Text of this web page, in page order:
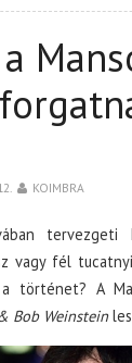
KOIMBRA
tervezgeti
vagy fél
történet? A
Bob Weinstein